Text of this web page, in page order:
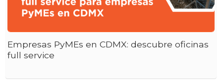
Empresas PyMEs en CDMX: descubre oficinas
full service